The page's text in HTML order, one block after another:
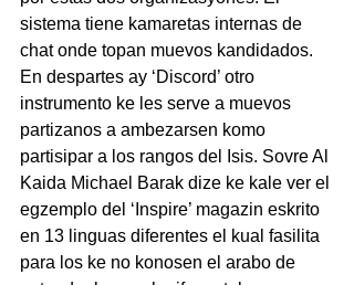
sistema tiene kamaretas internas de
chat onde topan muevos kandidados.
En despartes ay ‘Discord’ otro
instrumento ke les serve a muevos
partizanos a ambezarsen komo
partisipar a los rangos del Isis. Sovre Al
Kaida Michael Barak dize ke kale ver el
egzemplo del ‘Inspire’ magazin eskrito
en 13 linguas diferentes el kual fasilita
para los ke no konosen el arabo de